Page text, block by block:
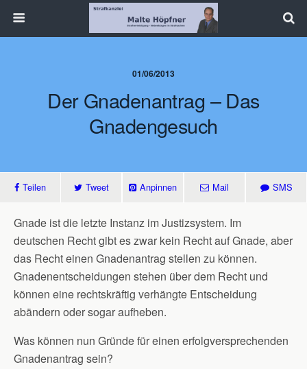
01/06/2013
Der Gnadenantrag – Das
Gnadengesuch
Teilen Tweet Anpinnen Mail SMS
Gnade ist die letzte Instanz im Justizsystem. Im
deutschen Recht gibt es zwar kein Recht auf Gnade, aber
das Recht einen Gnadenantrag stellen zu können.
Gnadenentscheidungen stehen über dem Recht und
können eine rechtskräftig verhängte Entscheidung
abändern oder sogar aufheben.
Was können nun Gründe für einen erfolgversprechenden
Gnadenantrag sein?